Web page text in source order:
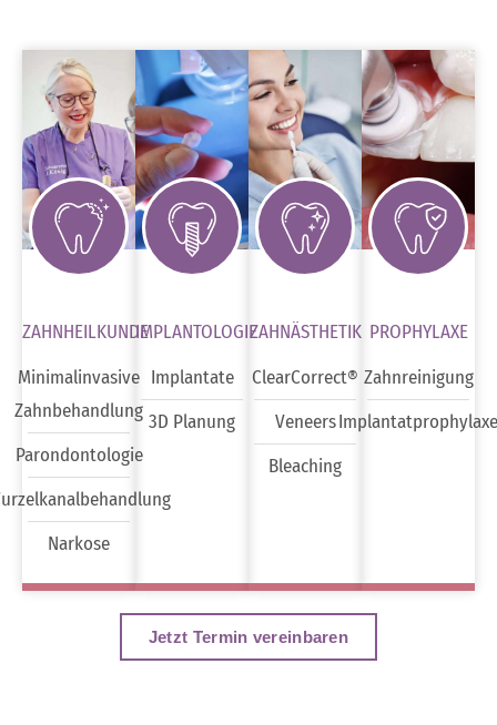
ZAHNHEILKUNDE
Minimalinvasive
Zahnbehandlung
Parondontologie
Narkose
IMPLANTOLOGIE
Implantate
3D Planung
ZAHNÄSTHETIK
ClearCorrect®
Veneers
Bleaching
PROPHYLAXE
Zahnreinigung
Implantatprophylaxe
Jetzt Termin vereinbaren